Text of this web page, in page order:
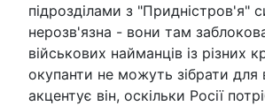
підрозділами з "Придністров'я"
нерозв'язна - вони там
військових найманців із різних
окупанти не можуть зібрати для
акцентує він, оскільки Росії